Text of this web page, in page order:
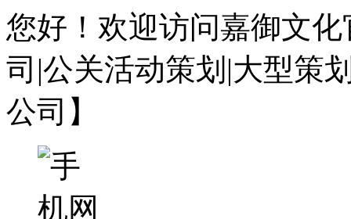
您好！欢迎访问嘉御文
司|公关活动策划|大型策
公司】